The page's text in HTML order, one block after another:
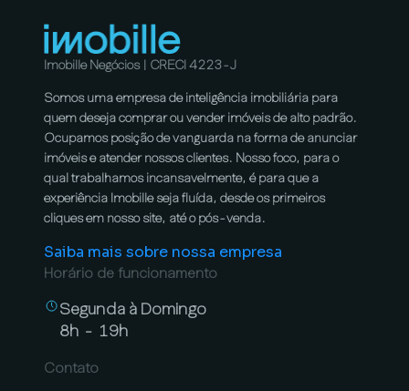
Imobille Negócios | CRECI 4223-J
Somos uma empresa de inteligência imobiliária para
quem deseja comprar ou vender imóveis de alto padrão.
Ocupamos posição de vanguarda na forma de anunciar
imóveis e atender nossos clientes. Nosso foco, para o
qual trabalhamos incansavelmente, é para que a
experiência Imobille seja fluída, desde os primeiros
cliques em nosso site, até o pós-venda.
Saiba mais sobre nossa empresa
Horário de funcionamento
Segunda à Domingo
8h - 19h
Contato